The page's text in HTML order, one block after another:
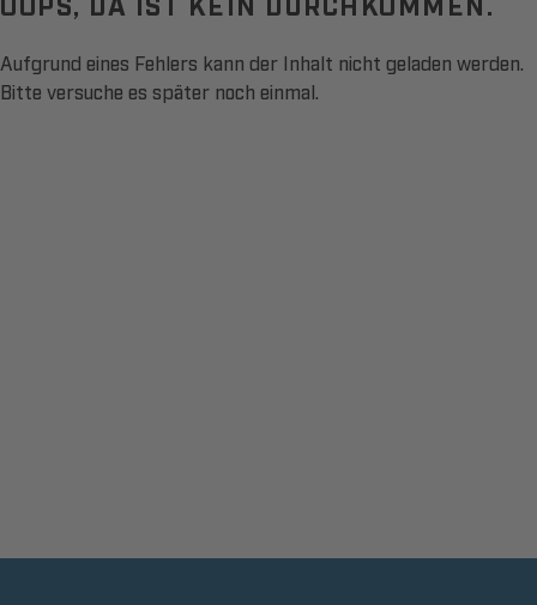
Aufgrund eines Fehlers kann der Inhalt nicht geladen werden.
Bitte versuche es später noch einmal.